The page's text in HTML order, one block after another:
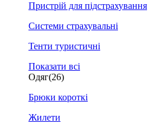
Пристрій для підстрахування
Системи страхувальні
Тенти туристичні
Показати всі
Одяг(26)
Брюки короткі
Жилети